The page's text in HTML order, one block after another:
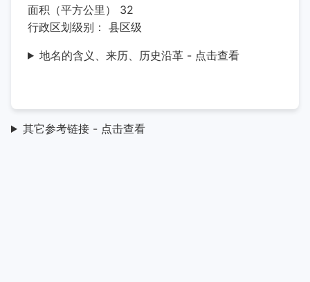
面积（平方公里） 32
行政区划级别： 县区级
地名的含义、来历、历史沿革 - 点击查看
其它参考链接 - 点击查看